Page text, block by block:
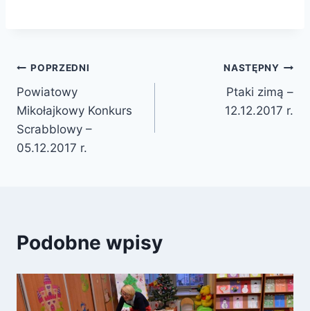
Nawigacja
wpisu
POPRZEDNI
Powiatowy
Mikołajkowy Konkurs
Scrabblowy –
05.12.2017 r.
NASTĘPNY
Ptaki zimą –
12.12.2017 r.
Podobne wpisy